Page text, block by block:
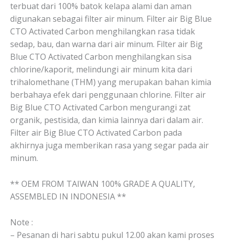
terbuat dari 100% batok kelapa alami dan aman
digunakan sebagai filter air minum. Filter air Big Blue
CTO Activated Carbon menghilangkan rasa tidak
sedap, bau, dan warna dari air minum. Filter air Big
Blue CTO Activated Carbon menghilangkan sisa
chlorine/kaporit, melindungi air minum kita dari
trihalomethane (THM) yang merupakan bahan kimia
berbahaya efek dari penggunaan chlorine. Filter air
Big Blue CTO Activated Carbon mengurangi zat
organik, pestisida, dan kimia lainnya dari dalam air.
Filter air Big Blue CTO Activated Carbon pada
akhirnya juga memberikan rasa yang segar pada air
minum.
** OEM FROM TAIWAN 100% GRADE A QUALITY,
ASSEMBLED IN INDONESIA **
Note :
– Pesanan di hari sabtu pukul 12.00 akan kami proses